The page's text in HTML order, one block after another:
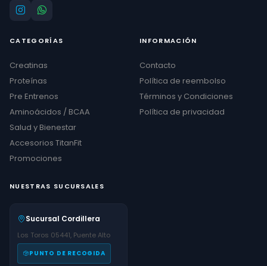
CATEGORÍAS
Creatinas
Proteínas
Pre Entrenos
Aminoácidos / BCAA
Salud y Bienestar
Accesorios TitanFit
Promociones
INFORMACIÓN
Contacto
Política de reembolso
Términos y Condiciones
Política de privacidad
NUESTRAS SUCURSALES
Sucursal Cordillera
Los Toros 05441, Puente Alto
PUNTO DE RECOGIDA